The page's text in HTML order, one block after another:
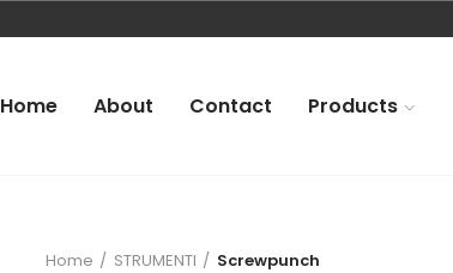
Home About Contact Products
Home STRUMENTI Screwpunch